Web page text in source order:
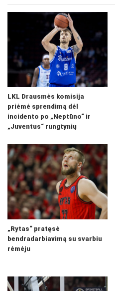
LKL Drausmės komisija
priėmė sprendimą dėl
incidento po „Neptūno“ ir
„Juventus“ rungtynių
„Rytas“ pratęsė
bendradarbiavimą su svarbiu
rėmėju